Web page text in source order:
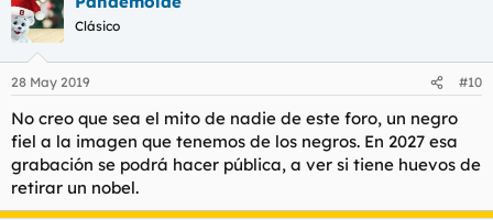
Clásico
28 May 2019 #10
No creo que sea el mito de nadie de este foro, un negro
fiel a la imagen que tenemos de los negros. En 2027 esa
grabación se podrá hacer pública, a ver si tiene huevos de
retirar un nobel.